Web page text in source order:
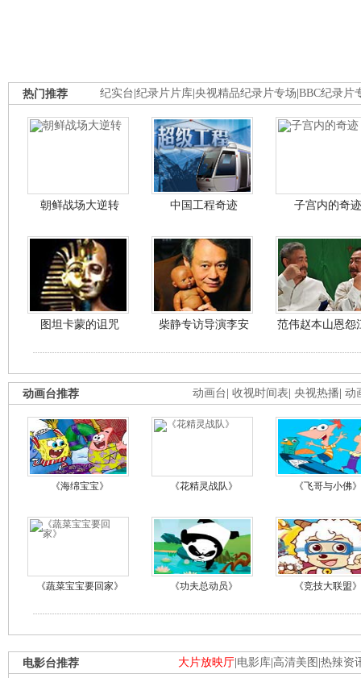
纪实台 纪录片片库 央视精品纪录片专场 BBC纪录片
热门推荐
朝鲜战场大逆转 中国工程奇迹 子宫内的奇迹
图坦卡蒙的诅咒 柴静专访导演李安 范伟赵本山恩怨
动画台 收视时间表 央视热播 动
动画台推荐
《海绵宝宝》 《花精灵战队》 《飞哥与小佛》
《蔬菜宝宝要回家》 《功夫总动员》 《竞技大联盟》
大片放映厅 电影库 高清美图 热辣资
电影台推荐